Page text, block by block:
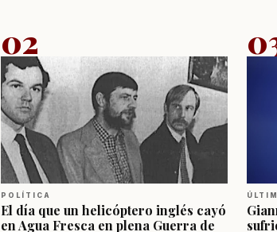
02
POLÍTICA
El día que un helicóptero inglés cayó
en Agua Fresca en plena Guerra de